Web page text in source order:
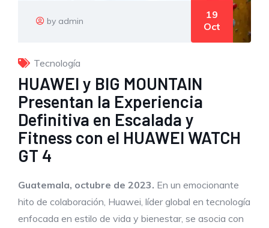
by admin
19
Oct
Tecnología
HUAWEI y BIG MOUNTAIN
Presentan la Experiencia
Definitiva en Escalada y
Fitness con el HUAWEI WATCH
GT 4
Guatemala, octubre de 2023. En un emocionante
hito de colaboración, Huawei, líder global en tecnología
enfocada en estilo de vida y bienestar, se asocia con